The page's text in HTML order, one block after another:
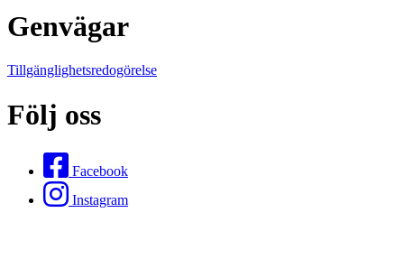
Genvägar
Tillgänglighetsredogörelse
Följ oss
Facebook
Instagram